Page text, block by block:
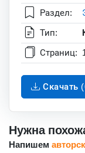
Раздел:
Тип:
Страниц:
Скачать
Нужна
Напишем